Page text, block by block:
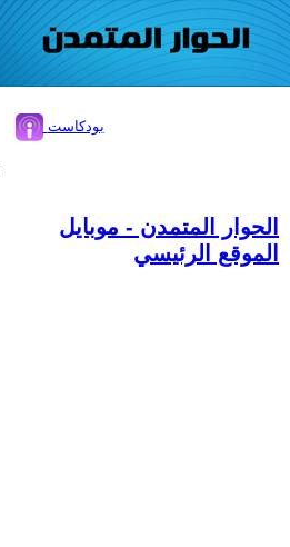
بودكاست
الحوار المتمدن - موبايل
الموقع الرئيسي